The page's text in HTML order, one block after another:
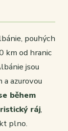
pouhých
km od hranic
jsou
azurovou
během
ráj,
plno.